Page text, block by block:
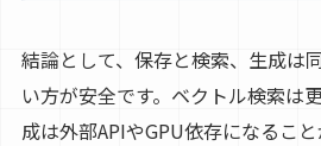
結論として、保存と検索、生成は
い方が安全です。ベクトル検索は
成は外部APIやGPU依存になるこ